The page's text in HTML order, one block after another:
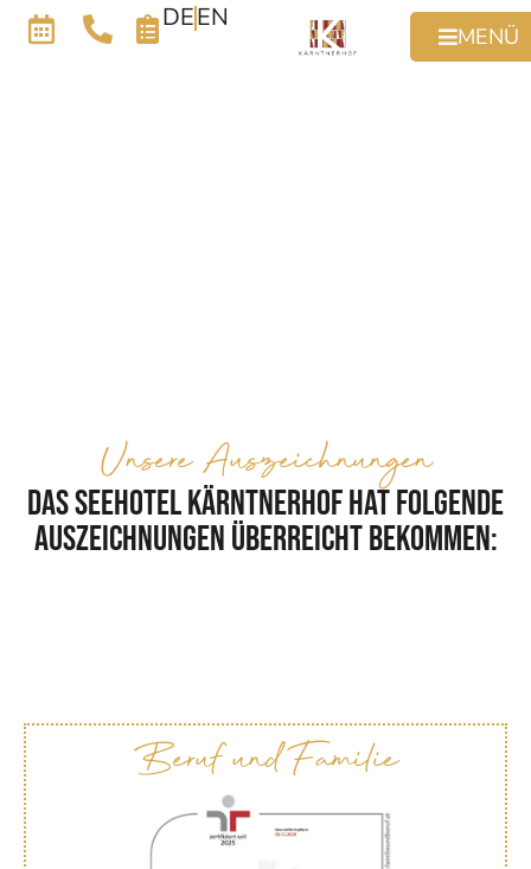
DEEN
MENÜ
Unsere Auszeichnungen
Das Seehotel Kärntnerhof hat folgende
Auszeichnungen überreicht bekommen:
Beruf und Familie